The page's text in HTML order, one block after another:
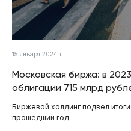
15 января 2024 г.
Московская биржа: в
облигации 715 млрд
Биржевой холдинг подвел итоги
прошедший год.